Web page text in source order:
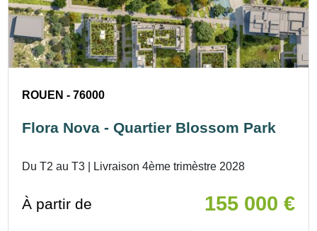
ROUEN - 76000
Flora Nova - Quartier Blossom Park
Du T2 au T3 | Livraison 4ème trimèstre 2028
À partir de 155 000 €